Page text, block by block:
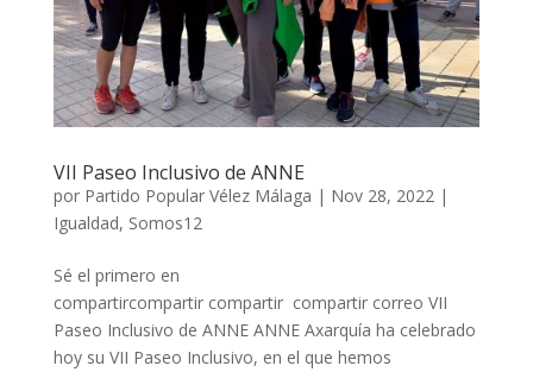
VII Paseo Inclusivo de ANNE
por Partido Popular Vélez Málaga | Nov 28, 2022|
Igualdad, Somos12
Sé el primero en
compartircompartir compartir compartir correo VII
Paseo Inclusivo de ANNE ANNE Axarquía ha celebrado
hoy su VII Paseo Inclusivo, en el que hemos